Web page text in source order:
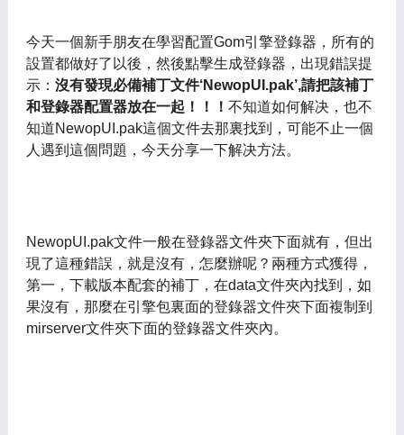
今天一個新手朋友在學習配置Gom引擎登錄器，所有的
設置都做好了以後，然後點擊生成登錄器，出現錯誤提
示： 沒有發現必備補丁文件‘NewopUI.pak’,請把該補丁
和登錄器配置器放在一起！！！ 不知道如何解决，也不
知道NewopUI.pak這個文件去那裏找到，可能不止一個
人遇到這個問題，今天分享一下解决方法。
NewopUI.pak文件一般在登錄器文件夾下面就有，但出
現了這種錯誤，就是沒有，怎麼辦呢？兩種方式獲得，
第一，下載版本配套的補丁，在data文件夾內找到，如
果沒有，那麼在引擎包裏面的登錄器文件夾下面複制到
mirserver文件夾下面的登錄器文件夾內。